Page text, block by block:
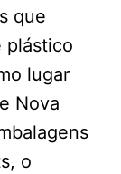
que
plástico
lugar
Nova
o